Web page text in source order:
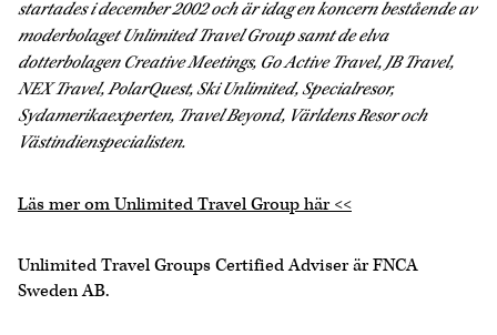
startades i december 2002 och är idag en koncern bestående av
moderbolaget Unlimited Travel Group samt de elva
dotterbolagen Creative Meetings, Go Active Travel, JB Travel,
NEX Travel, PolarQuest, Ski Unlimited, Specialresor,
Sydamerikaexperten, Travel Beyond, Världens Resor och
Västindienspecialisten.
Läs mer om Unlimited Travel Group här <<
Unlimited Travel Groups Certified Adviser är FNCA
Sweden AB.